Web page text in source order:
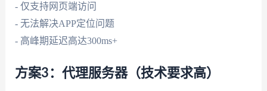
- 仅支持网页端访问
- 无法解决APP定位问题
- 高峰期延迟高达300ms+
方案3：代理服务器（技术要求高）